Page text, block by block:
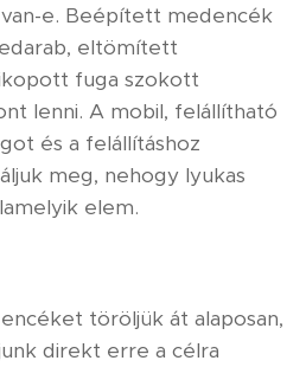
e. Beépített medencék
eltömített
fuga szokott
lenni. A mobil, felállítható
és a felállításhoz
meg, nehogy lyukas
elem.
töröljük át alaposan,
direkt erre a célra